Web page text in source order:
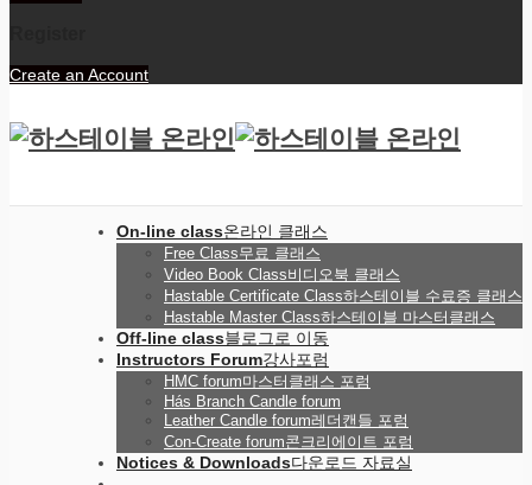
Create an Account
On-line class온라인 클래스
Free Class무료 클래스
Video Book Class비디오북 클래스
Hastable Certificate Class하스테이블 수료증 클래스
Hastable Master Class하스테이블 마스터클래스
Off-line class블로그로 이동
Instructors Forum강사포럼
HMC forum마스터클래스 포럼
Hás Branch Candle forum
Leather Candle forum레더캔들 포럼
Con-Create forum콘크리에이트 포럼
Notices & Downloads다운로드 자료실